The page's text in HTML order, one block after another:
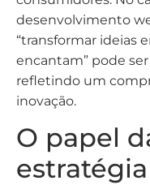
desenvolvimento
“transformar ideias
encantam” pode
refletindo um
inovação.
O papel